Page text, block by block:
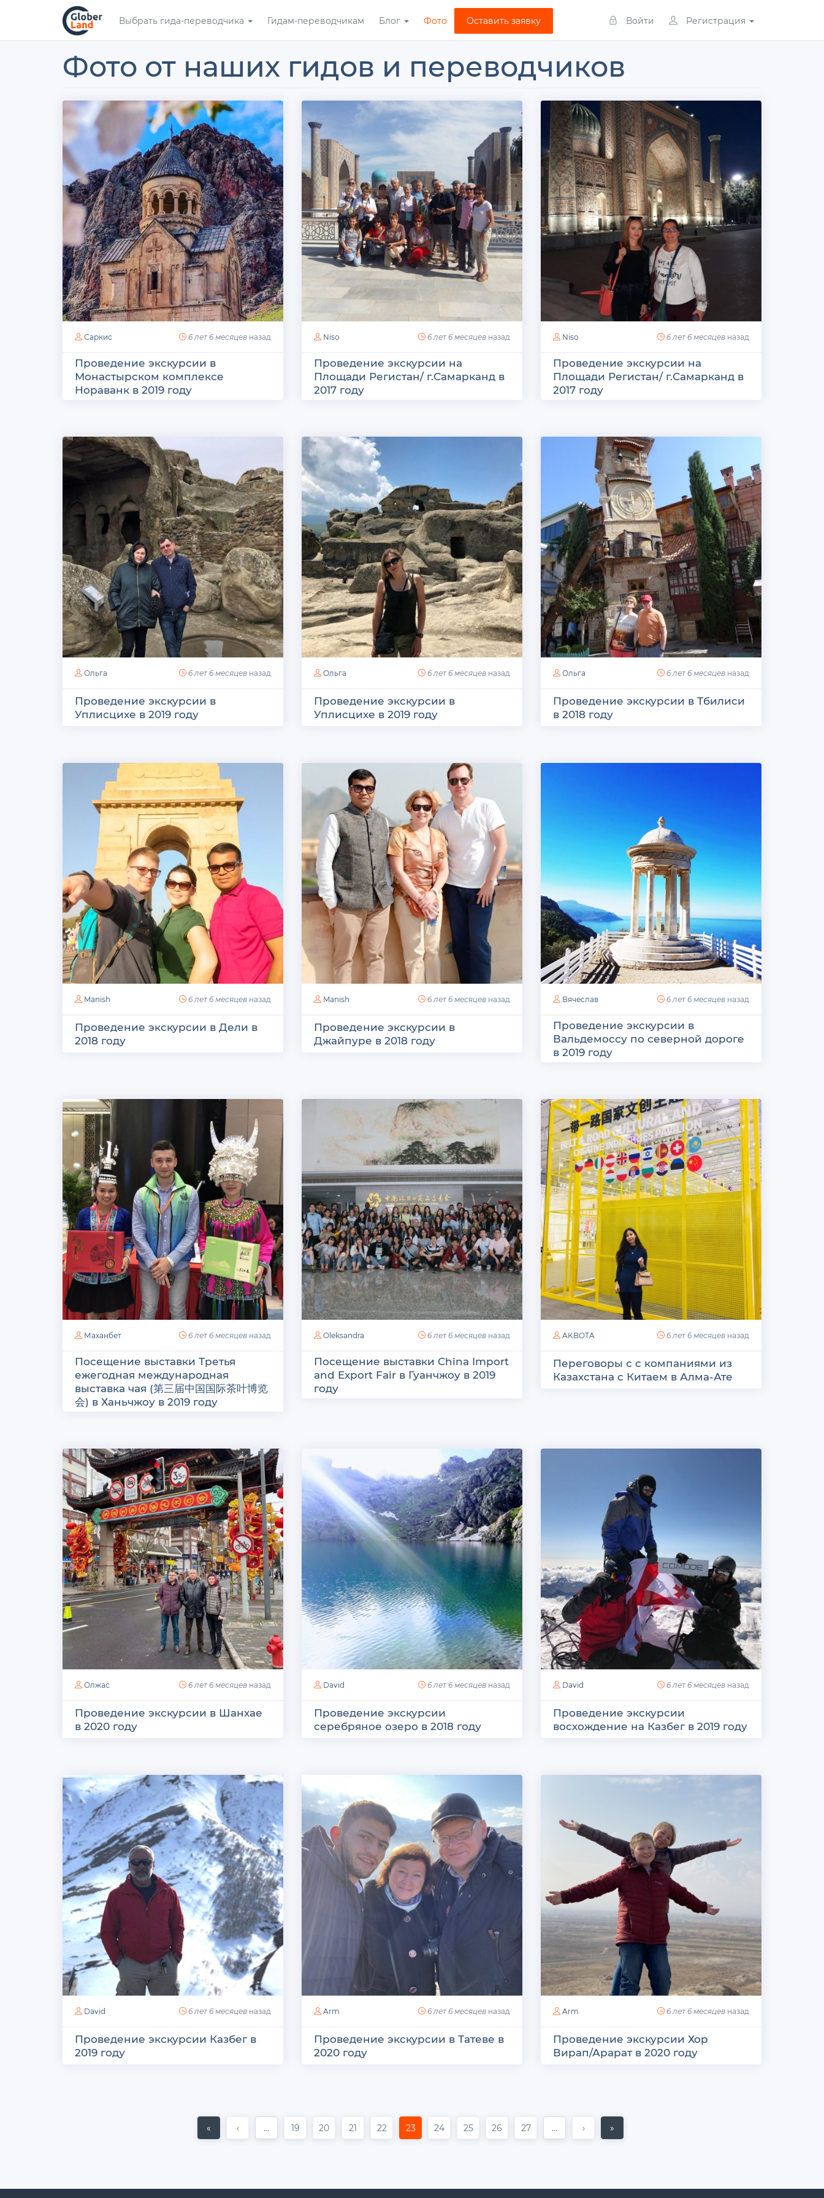
Выбрать гида-переводчика Гидам-переводчикам Блог Фото Оставить заявку Войти Регистрация
Фото от наших гидов и переводчиков
6 лет 6 месяцев назад
Саркис
Проведение экскурсии в
Монастырском комплексе
Нораванк в 2019 году
6 лет 6 месяцев назад
Niso
Проведение экскурсии на
Площади Регистан/ г.Самарканд в
2017 году
6 лет 6 месяцев назад
Niso
Проведение экскурсии на
Площади Регистан/ г.Самарканд в
2017 году
6 лет 6 месяцев назад
Ольга
Проведение экскурсии в
Уплисцихе в 2019 году
6 лет 6 месяцев назад
Ольга
Проведение экскурсии в
Уплисцихе в 2019 году
6 лет 6 месяцев назад
Ольга
Проведение экскурсии в Тбилиси
в 2018 году
6 лет 6 месяцев назад
Manish
Проведение экскурсии в Дели в
2018 году
6 лет 6 месяцев назад
Manish
Проведение экскурсии в
Джайпуре в 2018 году
6 лет 6 месяцев назад
Вячеслав
Проведение экскурсии в
Вальдемоссу по северной дороге
в 2019 году
6 лет 6 месяцев назад
Маханбет
Посещение выставки Третья
ежегодная международная
выставка чая (第三届中国国际茶叶博览
会) в Ханьчжоу в 2019 году
6 лет 6 месяцев назад
Oleksandra
Посещение выставки China Import
and Export Fair в Гуанчжоу в 2019
году
6 лет 6 месяцев назад
AKBOTA
Переговоры с с компаниями из
Казахстана с Китаем в Алма-Ате
6 лет 6 месяцев назад
Олжас
Проведение экскурсии в Шанхае
в 2020 году
6 лет 6 месяцев назад
David
Проведение экскурсии
серебряное озеро в 2018 году
6 лет 6 месяцев назад
David
Проведение экскурсии
восхождение на Казбег в 2019 году
6 лет 6 месяцев назад
David
Проведение экскурсии Казбег в
2019 году
6 лет 6 месяцев назад
Arm
Проведение экскурсии в Татеве в
2020 году
6 лет 6 месяцев назад
Arm
Проведение экскурсии Хор
Вирап/Арарат в 2020 году
« ‹ … 19 20 21 22 23 24 25 26 27 … › »